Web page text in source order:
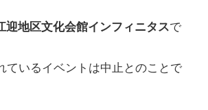
迎地区文化会館インフィニタスで
ているイベントは中止とのことで